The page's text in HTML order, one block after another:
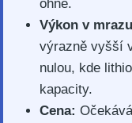
ohně.
Výkon v
výrazně vyšší
nulou, kde
kapacity.
Cena: